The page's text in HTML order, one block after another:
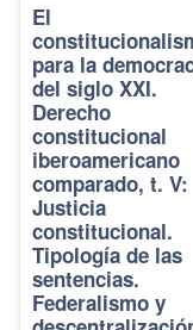
El
para la
del siglo XXI.
Derecho
constitucional
iberoamericano
comparado, t. V:
Justicia
constitucional.
Tipología de las
sentencias.
Federalismo y